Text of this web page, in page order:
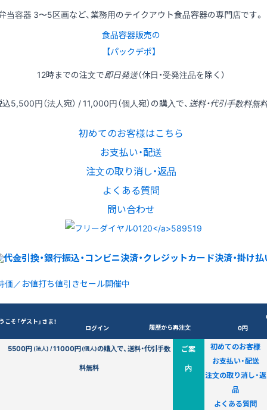
当容器 3〜5区画など、業務用のテイクアウト食品容器の専門店です。
食品容器販売の
【パックデポ】
12時までの注文で即日発送（休日・受発注品を除く）
込5,500円（法人宛） / 11,000円（個人宛）の購入で、 送料・代引手数料無
初めてのお客様はこちら
お支払い・配送
注文の取り消し・返品
よくある質問
問い合わせ
価／お値打ち値引きセール開催中
こそ「ゲスト」さま！
ログイン 履歴から再注文
0円
5500円(法人) /11000円(個人)の購入で、送料・代引手数
料無料
ご案
内
初めてのお客様
お支払い・配送
注文の取り消し・返
品
よくある質問